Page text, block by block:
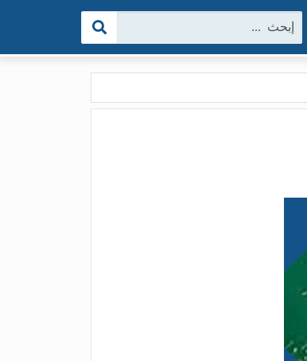
البحث: